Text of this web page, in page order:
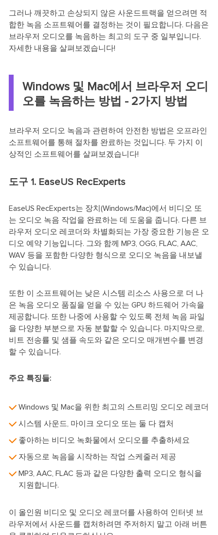
그러나 깨끗하고 손상되지 않은 사운드트랙을 얻으려면 적
합한 녹음 소프트웨어를 결정하는 것이 필요합니다. 다음은
브라우저 오디오를 녹음하는 최고의 도구 중 일부입니다.
자세한 내용을 살펴보겠습니다!
Windows 및 Mac에서 브라우저 오디
오를 녹음하는 방법 - 2가지 방법
브라우저 오디오 녹음과 관련하여 안전한 방법은 오프라인
소프트웨어를 통해 절차를 완료하는 것입니다. 두 가지 이
상적인 소프트웨어를 살펴보겠습니다!
도구 1. EaseUS RecExperts
EaseUS RecExperts는 장치(Windows/Mac)에서 비디오 또
는 오디오 녹음 작업을 완료하는 데 도움을 줍니다. 다른 브
라우저 오디오 레코더와 차별화되는 가장 중요한 기능은 오
디오 예약 기능입니다. 그와 함께 MP3, OGG, FLAC, AAC,
WAV 등을 포함한 다양한 형식으로 오디오 녹음을 내보낼
수 있습니다.
또한 이 소프트웨어는 낮은 시스템 리소스 사용으로 더 나
은 녹음 오디오 품질을 얻을 수 있는 GPU 하드웨어 가속을
제공합니다. 또한 나중에 사용할 수 있도록 전체 녹음 파일
을 다양한 부분으로 자동 분할할 수 있습니다. 마지막으로,
비트 전송률 및 샘플 속도와 같은 오디오 매개변수를 변경
할 수 있습니다.
주요 특징들:
Windows 및 Mac을 위한 최고의 스트리밍 오디오 레코더
시스템 사운드, 마이크 오디오 또는 둘 다 캡처
좋아하는 비디오 녹화물에서 오디오를 추출하세요
자동으로 녹음을 시작하는 작업 스케줄러 제공
MP3, AAC, FLAC 등과 같은 다양한 출력 오디오 형식을
지원합니다.
이 올인원 비디오 및 오디오 레코더를 사용하여 인터넷 브
라우저에서 사운드를 캡처하려면 주저하지 말고 아래 버튼